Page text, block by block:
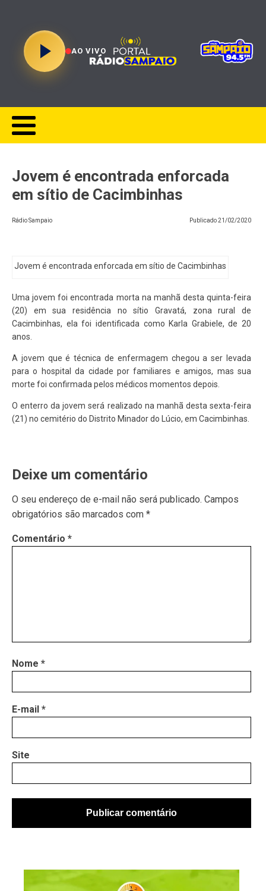
AO VIVO
Jovem é encontrada enforcada
em sítio de Cacimbinhas
Rádio Sampaio Publicado21/02/2020
Jovem é encontrada enforcada em sítio de Cacimbinhas
Uma jovem foi encontrada morta na manhã desta quinta-feira
(20) em sua residência no sítio Gravatá, zona rural de
Cacimbinhas, ela foi identificada como Karla Grabiele, de 20
anos.
A jovem que é técnica de enfermagem chegou a ser levada
para o hospital da cidade por familiares e amigos, mas sua
morte foi confirmada pelos médicos momentos depois.
O enterro da jovem será realizado na manhã desta sexta-feira
(21) no cemitério do Distrito Minador do Lúcio, em Cacimbinhas.
Deixe um comentário
O seu endereço de e-mail não será publicado. Campos
obrigatórios são marcados com *
Comentário *
Nome *
E-mail *
Site